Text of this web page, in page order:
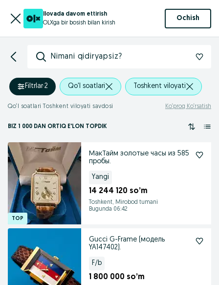
Ilovada davom ettirish
OLXga bir bosish bilan kirish
Ochish
Nimani qidiryapsiz?
Filtrlar·2 Qo'l soatlari Toshkent viloyati
Qo‘l soatlari Toshkent viloyati savdosi Ko‘proq Ko‘rsatish
BIZ 1 000 DAN ORTIQ E'LON TOPDIK
МакТайм золотые часы из 585
пробы.
Yangi
14 244 120 so’m
Toshkent, Mirobod tumani
Bugunda 06:42
Gucci G-Frame (модель
YA147402).
F/b
1 800 000 so’m